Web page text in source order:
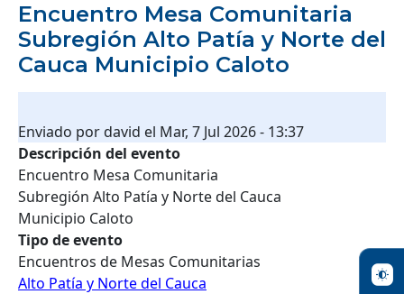
Encuentro Mesa Comunitaria
Subregión Alto Patía y Norte del
Cauca Municipio Caloto
Enviado pordavid el Mar, 7 Jul 2026 - 13:37
Descripción del evento
Encuentro Mesa Comunitaria
Subregión Alto Patía y Norte del Cauca
Municipio Caloto
Tipo de evento
Encuentros de Mesas Comunitarias
Alto Patía y Norte del Cauca